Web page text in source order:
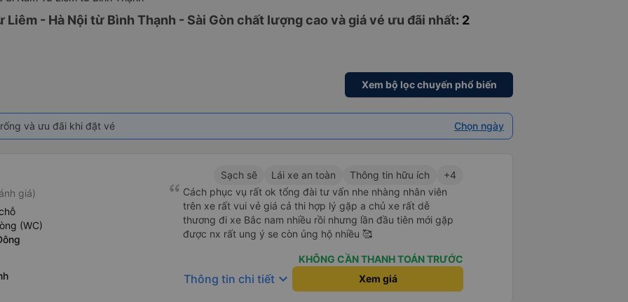
Liêm - Hà Nội từ Bình Thạnh - Sài Gòn chất lượng cao và giá vé ưu đãi nhất: 2
Xem bộ lọc chuyến phổ biến
và ưu đãi khi đặt vé Chọn ngày
giá)
(WC)
Sạch sẽ Lái xe an toàn Thông tin hữu ích
+4
Cách phục vụ rất ok tổng đài tư vấn nhe nhàng nhân viên
trên xe rất vui vẻ giá cả thi hợp lý gặp a chủ xe rất dễ
thương đi xe Bắc nam nhiều rồi nhưng lần đầu tiên mới gặp
được nx rất ung ý se còn ủng hộ nhiều 🥰
KHÔNG CẦN THANH TOÁN TRƯỚC
Thông tin chi tiết keyboard_arrow_down Xem giá